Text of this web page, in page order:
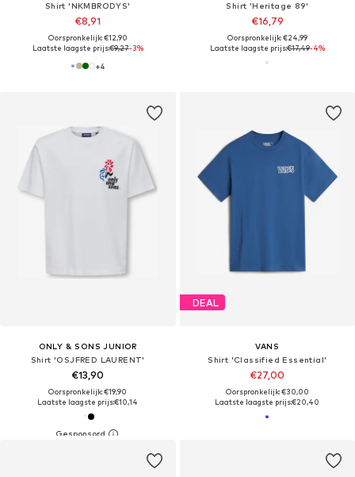
Shirt 'NKMBRODYS'
€8,91
Oorspronkelijk: €12,90
Laatste laagste prijs:€9,27-3%
+4
Shirt 'Heritage 89'
€16,79
Oorspronkelijk: €24,99
Laatste laagste prijs:€17,49-4%
ONLY & SONS JUNIOR
Shirt 'OSJFRED LAURENT'
€13,90
Oorspronkelijk: €19,90
Laatste laagste prijs:€10,14
DEAL
VANS
Shirt 'Classified Essential'
€27,00
Oorspronkelijk: €30,00
Laatste laagste prijs:€20,40